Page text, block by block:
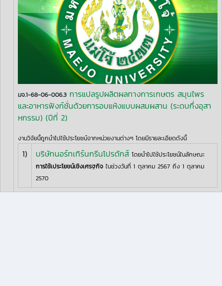
มจ.1-68-06-006.3 การแปลรูปผลิตผลทางการเกษตร สมุนไพร
และอาหารฟังก์ชั่นด้วยการอบแห้งแบบผสมผสาน (ระดบกึ่งอุสา
หกรรม) (ปีที่ 2)
งานวิจัยนี้ถูกนำไปใช้ประโยชน์จากหน่วยงานต่างๆ โดยมีรายละเอียดดังนี้
1) บริษัทนอร์ทเทิร์นกรีนโปรดักส์ โดยนำไปใช้ประโยชน์ในลักษณะ
การใช้เประโยชน์เชิงเศรฐกิจ ในช่วงวันที่ 1 ตุลาคม 2567 ถึง 1 ตุลาคม
2570